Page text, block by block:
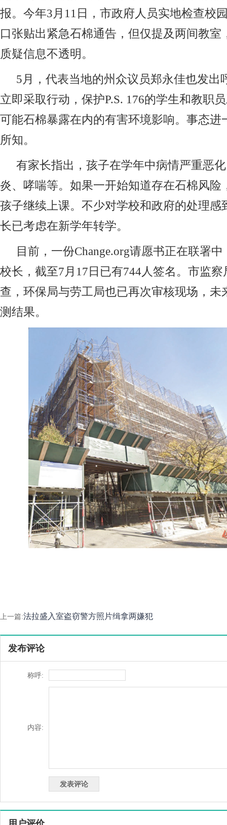
报。今年3月11日，市政府人员实地检查校
口张贴出紧急石棉通告，但仅提及两间教室
质疑信息不透明。
5月，代表当地的州众议员郑永佳也发出
立即采取行动，保护P.S. 176的学生和教职
可能石棉暴露在内的有害环境影响。事态进
所知。
有家长指出，孩子在学年中病情严重恶
炎、哮喘等。如果一开始知道存在石棉风险
孩子继续上课。不少对学校和政府的处理感
长已考虑在新学年转学。
目前，一份Change.org请愿书正在联署
校长，截至7月17日已有744人签名。市监察
查，环保局与劳工局也已再次审核现场，未
测结果。
上一篇:法拉盛入室盗窃警方照片缉拿两嫌犯
发布评论
称呼:
内容: